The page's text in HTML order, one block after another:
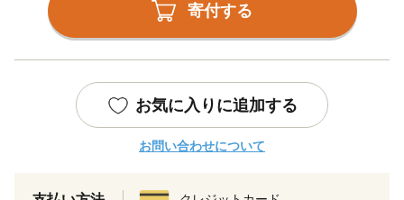
寄付する
お気に入りに追加する
お問い合わせについて